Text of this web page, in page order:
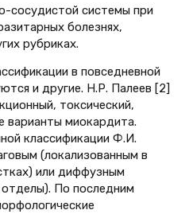
сосудистой системы при
болезнях,
рубриках.
в повседневной
и другие. Н.Р. Палеев [2]
токсический,
варианты миокардита.
классификации Ф.И.
(локализованным в
или диффузным
По последним